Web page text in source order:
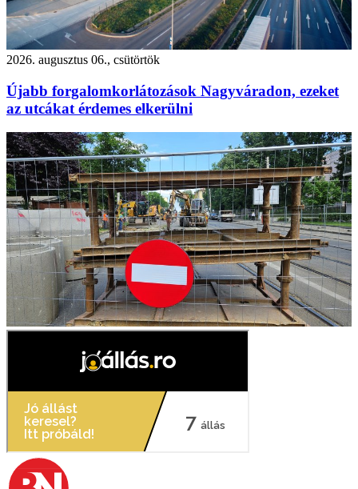
2026. augusztus 06., csütörtök
Újabb forgalomkorlátozások Nagyváradon, ezeket
az utcákat érdemes elkerülni